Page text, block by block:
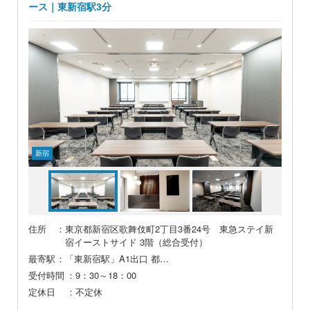
新宿
住所
：東京都新宿区歌舞伎町2丁目3番24号 東急ステイ新
宿イーストサイド 3階（総合受付）
最寄駅 ：「東新宿駅」A1出口 都…
受付時間 ：9：30～18：00
定休日
：不定休